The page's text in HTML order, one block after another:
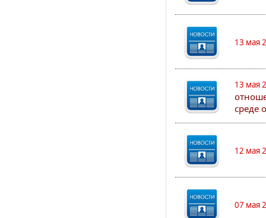
13 мая
13 мая
среде
12 мая
07 мая